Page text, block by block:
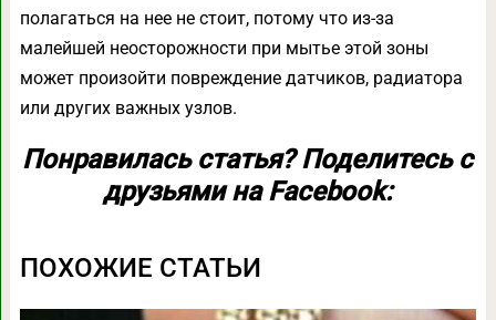
полагаться на нее не стоит, потому что из-за
малейшей неосторожности при мытье этой зоны
может произойти повреждение датчиков, радиатора
или других важных узлов.
Понравилась статья? Поделитесь с
друзьями на Facebook:
ПОХОЖИЕ СТАТЬИ